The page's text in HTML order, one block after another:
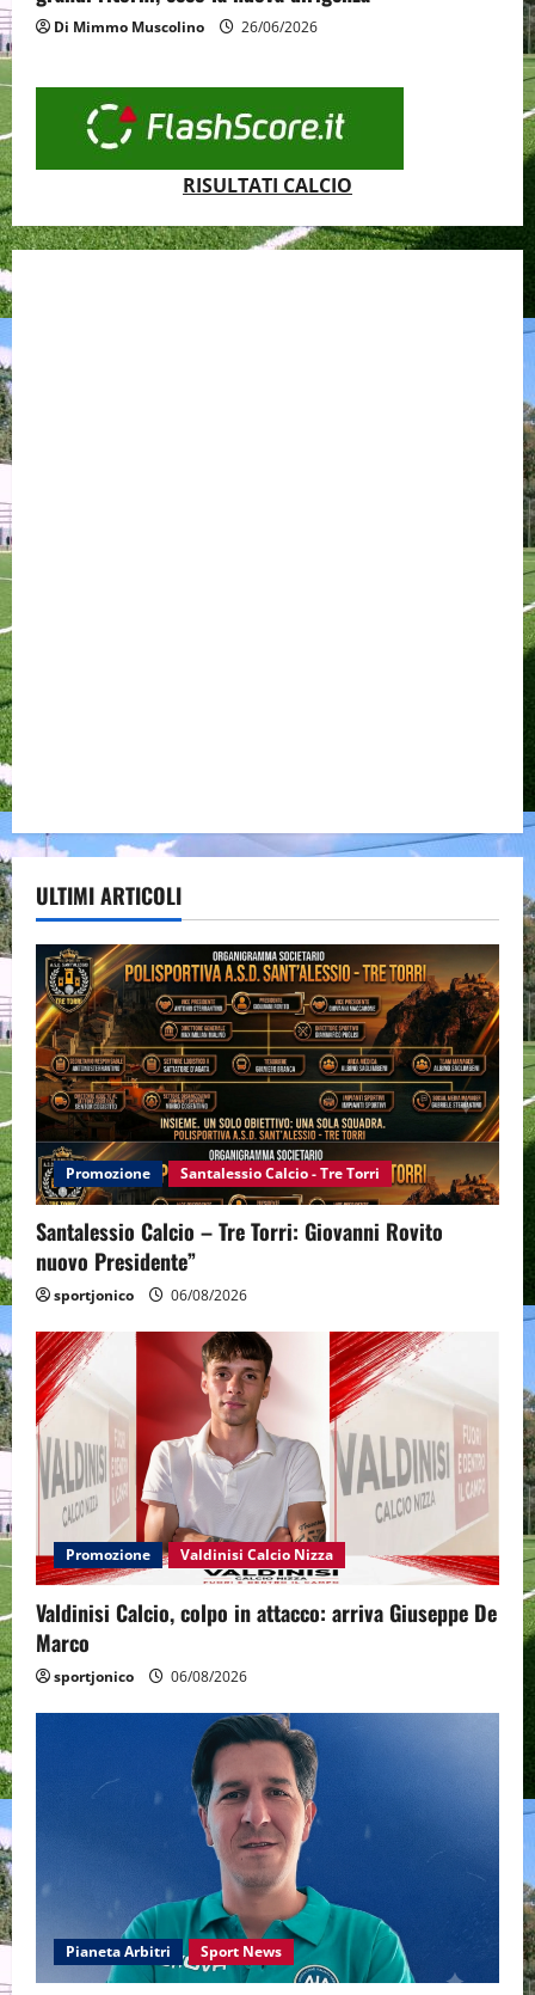
Di Mimmo Muscolino 26/06/2026
RISULTATI CALCIO
ULTIMI ARTICOLI
Promozione Santalessio Calcio - Tre Torri
Santalessio Calcio – Tre Torri: Giovanni Rovito
nuovo Presidente”
sportjonico 06/08/2026
Promozione Valdinisi Calcio Nizza
Valdinisi Calcio, colpo in attacco: arriva Giuseppe De
Marco
sportjonico 06/08/2026
Pianeta Arbitri Sport News